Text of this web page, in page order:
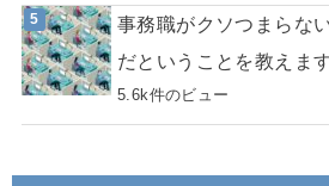
事務職がクソつまらな
だということを教えます
5.6k件のビュー